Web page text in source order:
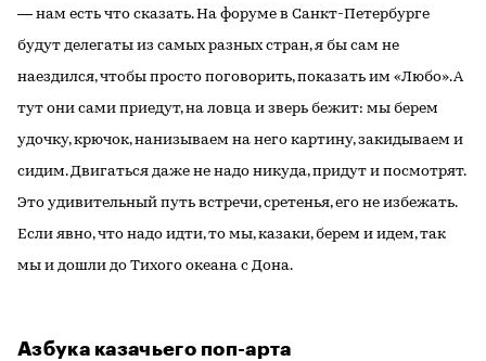
― нам есть что сказать. На форуме в Санкт-Петербурге
будут делегаты из самых разных стран, я бы сам не
наездился, чтобы просто поговорить, показать им «Любо». А
тут они сами приедут, на ловца и зверь бежит: мы берем
удочку, крючок, нанизываем на него картину, закидываем и
сидим. Двигаться даже не надо никуда, придут и посмотрят.
Это удивительный путь встречи, сретенья, его не избежать.
Если явно, что надо идти, то мы, казаки, берем и идем, так
мы и дошли до Тихого океана с Дона.
Азбука казачьего поп-арта